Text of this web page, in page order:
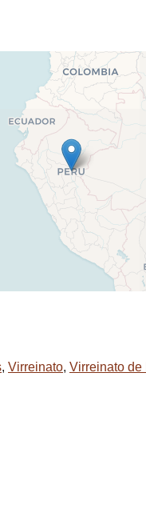
, Virreinato, Virreinato de